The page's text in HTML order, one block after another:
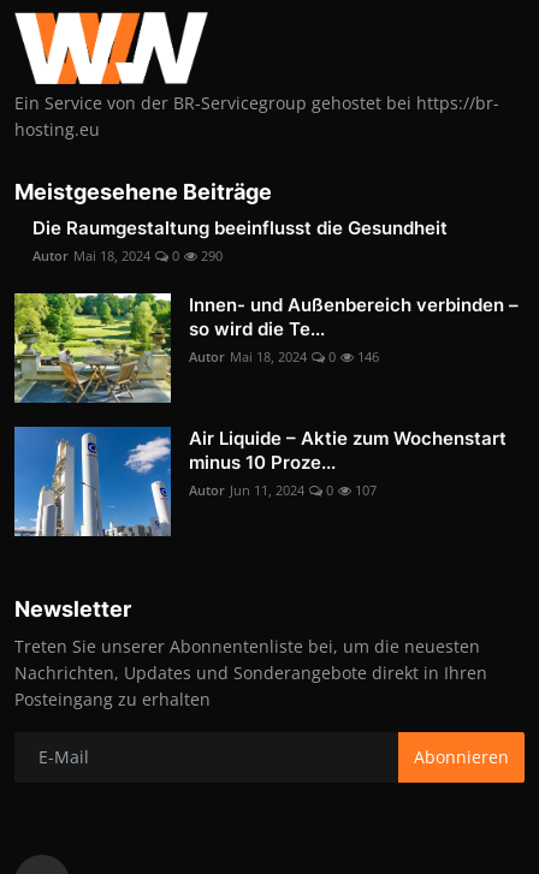
Ein Service von der BR-Servicegroup gehostet bei https://br-
hosting.eu
Meistgesehene Beiträge
Die Raumgestaltung beeinflusst die Gesundheit
Autor Mai 18, 2024 0 290
Innen- und Außenbereich verbinden –
so wird die Te...
Autor Mai 18, 2024 0 146
Air Liquide – Aktie zum Wochenstart
minus 10 Proze...
Autor Jun 11, 2024 0 107
Newsletter
Treten Sie unserer Abonnentenliste bei, um die neuesten
Nachrichten, Updates und Sonderangebote direkt in Ihren
Posteingang zu erhalten
Abonnieren